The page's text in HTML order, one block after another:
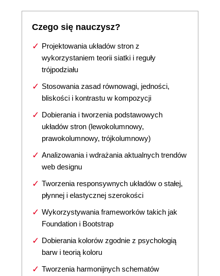
Czego się nauczysz?
Projektowania układów stron z
wykorzystaniem teorii siatki i reguły
trójpodziału
Stosowania zasad równowagi, jedności,
bliskości i kontrastu w kompozycji
Dobierania i tworzenia podstawowych
układów stron (lewokolumnowy,
prawokolumnowy, trójkolumnowy)
Analizowania i wdrażania aktualnych trendów
web designu
Tworzenia responsywnych układów o stałej,
płynnej i elastycznej szerokości
Wykorzystywania frameworków takich jak
Foundation i Bootstrap
Dobierania kolorów zgodnie z psychologią
barw i teorią koloru
Tworzenia harmonijnych schematów